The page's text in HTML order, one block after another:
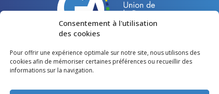
Consentement à l'utilisation
des cookies
Pour offrir une expérience optimale sur notre site, nous utilisons des
cookies afin de mémoriser certaines préférences ou recueillir des
informations sur la navigation.
Accueil
Votre canton
Lire et voir
Agir pour la Gironde
Restons en contact